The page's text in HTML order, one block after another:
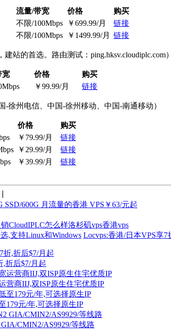
流量/带宽 价格
购买
不限/100Mbps ￥699.99/月
链接
不限/100Mbps ￥1499.99/月 链接
站的首选。路由测试：ping.hksv.cloudiplc.com）
宽 价格
购买
￥99.99/月 链接
-徐州电信、中国-徐州移动、中国-南通移动）
价格
购买
￥79.99/月
链接
￥29.99/月
链接
￥39.99/月
链接
SSD/600G 月流量的香港 VPS￥63/元起
CloudIPLC怎么样洛杉矶vps香港vps
,支持Linux和Windows Locvps:香港/日本VPS享
,折后$7/月起
营商IIJ,双ISP原生住宅优质IP
179元/年,可选择原生IP
CMIN2/AS9929/等线路